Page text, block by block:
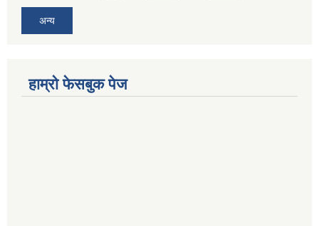
अन्य
हाम्रो फेसबुक पेज